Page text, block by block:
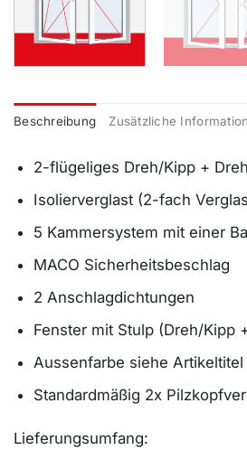
Beschreibung Zusätzliche
2-flügeliges Dreh/Kipp +
Isolierverglast (2-fach
5 Kammersystem mit einer
MACO Sicherheitsbeschlag
2 Anschlagdichtungen
Fenster mit Stulp (Dreh/Kipp
Aussenfarbe siehe Artikeltitel
Standardmäßig 2x
Lieferungsumfang: